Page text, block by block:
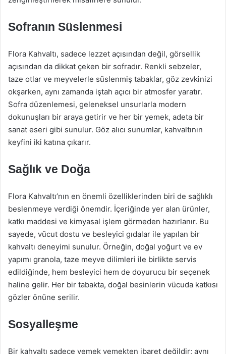
Sofranın Süslenmesi
Flora Kahvaltı, sadece lezzet açısından değil, görsellik
açısından da dikkat çeken bir sofradır. Renkli sebzeler,
taze otlar ve meyvelerle süslenmiş tabaklar, göz zevkinizi
okşarken, aynı zamanda iştah açıcı bir atmosfer yaratır.
Sofra düzenlemesi, geleneksel unsurlarla modern
dokunuşları bir araya getirir ve her bir yemek, adeta bir
sanat eseri gibi sunulur. Göz alıcı sunumlar, kahvaltının
keyfini iki katına çıkarır.
Sağlık ve Doğa
Flora Kahvaltı’nın en önemli özelliklerinden biri de sağlıklı
beslenmeye verdiği önemdir. İçeriğinde yer alan ürünler,
katkı maddesi ve kimyasal işlem görmeden hazırlanır. Bu
sayede, vücut dostu ve besleyici gıdalar ile yapılan bir
kahvaltı deneyimi sunulur. Örneğin, doğal yoğurt ve ev
yapımı granola, taze meyve dilimleri ile birlikte servis
edildiğinde, hem besleyici hem de doyurucu bir seçenek
haline gelir. Her bir tabakta, doğal besinlerin vücuda katkısı
gözler önüne serilir.
Sosyalleşme
Bir kahvaltı sadece yemek yemekten ibaret değildir; aynı